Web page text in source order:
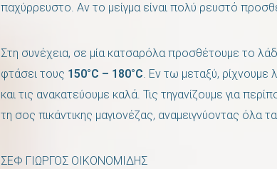
παχύρρευστο. Αν το μείγμα είναι πολύ ρευστό
Στη συνέχεια, σε μία κατσαρόλα προσθέτουμε το
φτάσει τους 150°C – 180°C. Εν τω μεταξύ, ρίχνουμε
και τις ανακατεύουμε καλά. Τις τηγανίζουμε για
τη σος πικάντικης μαγιονέζας, αναμειγνύοντας όλα
ΣΕΦ ΓΙΩΡΓΟΣ ΟΙΚΟΝΟΜΙΔΗΣ